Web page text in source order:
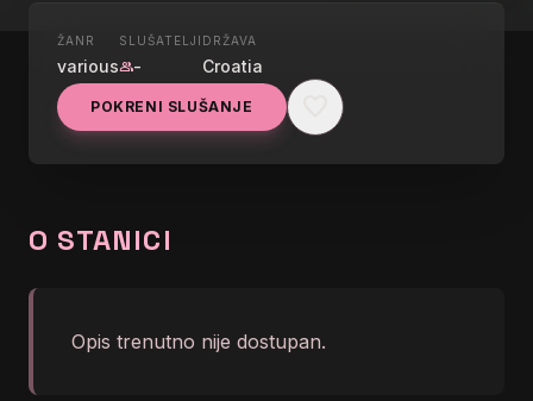
UŽIVO
HRVATSKI RADIO
OTOČAC
ŽANR
various
SLUŠATELJI
group-
DRŽAVA
Croatia
POKRENI SLUŠANJE
O STANICI
Opis trenutno nije dostupan.